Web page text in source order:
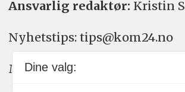
Ansvarlig redaktør: Kristin
Nyhetstips: tips@kom24.no
Meninger:
Dine valg: